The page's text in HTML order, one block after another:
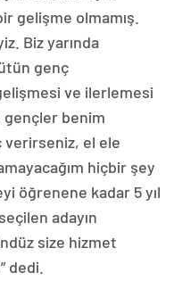
gelişme olmamış.
Biz yarında
genç
ve ilerlemesi
benim
verirseniz, el ele
hiçbir şey
öğrenene kadar 5 yıl
adayın
size hizmet
dedi.